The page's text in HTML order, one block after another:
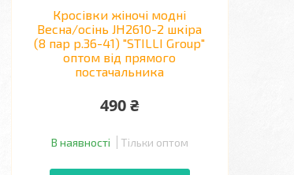
Кросівки жіночі модні
Весна/осінь JH2610-2 шкіра
(8 пар р.36-41) "STILLI Group"
оптом від прямого
постачальника
490 ₴
В наявності Тільки оптом